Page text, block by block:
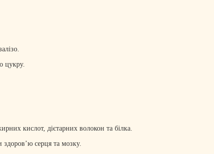
цукру.
кислот, дієтарних волокон та білка.
серця та мозку.